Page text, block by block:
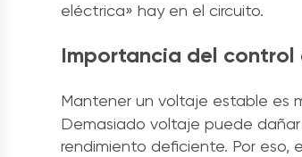
eléctrica» hay en el circuito.
Importancia del
Mantener un voltaje estable es
Demasiado voltaje puede
rendimiento deficiente. Por